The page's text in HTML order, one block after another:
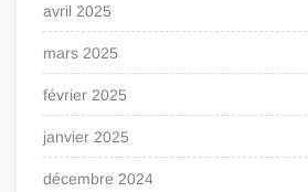
avril 2025
mars 2025
février 2025
janvier 2025
décembre 2024